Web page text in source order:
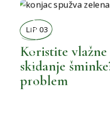
BOLJA KUPAONICA
BOLJI ŽIVOT
LIP 03
Koristite
skidanje
problem